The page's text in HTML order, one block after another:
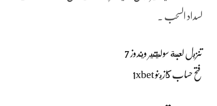
لسداد السحب .
تنزيل لعبة سوليتير ويندوز 7
فتح حساب كازينو 1xbet